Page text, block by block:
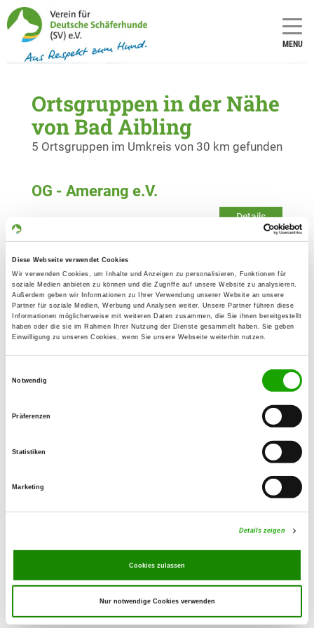
Diese Webseite verwendet Cookies
Wir verwenden Cookies, um Inhalte und Anzeigen zu personalisieren, Funktionen für
soziale Medien anbieten zu können und die Zugriffe auf unsere Website zu analysieren.
Außerdem geben wir Informationen zu Ihrer Verwendung unserer Website an unsere
Partner für soziale Medien, Werbung und Analysen weiter. Unsere Partner führen diese
Informationen möglicherweise mit weiteren Daten zusammen, die Sie ihnen bereitgestellt
haben oder die sie im Rahmen Ihrer Nutzung der Dienste gesammelt haben. Sie geben
Einwilligung zu unseren Cookies, wenn Sie unsere Webseite weiterhin nutzen.
Notwendig
Präferenzen
Statistiken
Marketing
Details zeigen
Cookies zulassen
Nur notwendige Cookies verwenden
MENU
Ortsgruppen in der Nähe
von Bad Aibling
5 Ortsgruppen im Umkreis von 30 km gefunden
OG - Amerang e.V.
Details
OG - Bruckmühl
Details
Am Wald
83052 Bruckmühl Waldheim
Details
83026 Rosenheim-Kastenau
e.V.
Details